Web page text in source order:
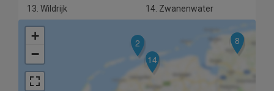
13. Wildrijk 14. Zwanenwater
2 8
14
+
−